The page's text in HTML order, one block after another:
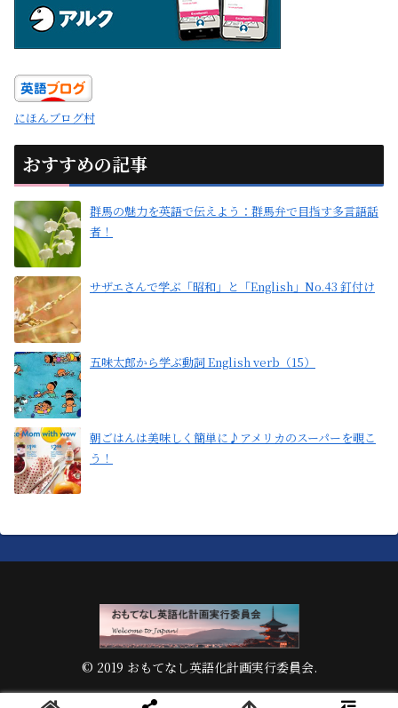
にほんブログ村
おすすめの記事
群馬の魅力を英語で伝えよう：群馬弁で目指す多言語話
者！
サザエさんで学ぶ「昭和」と「English」No.43 釘付け
五味太郎から学ぶ動詞 English verb（15）
朝ごはんは美味しく簡単に♪アメリカのスーパーを覗こ
う！
© 2019 おもてなし英語化計画実行委員会.